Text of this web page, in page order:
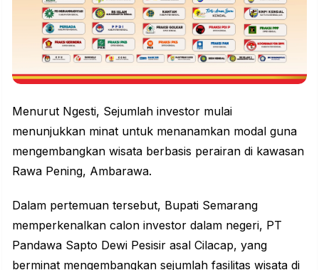
Menurut Ngesti, Sejumlah investor mulai
menunjukkan minat untuk menanamkan modal guna
mengembangkan wisata berbasis perairan di kawasan
Rawa Pening, Ambarawa.
Dalam pertemuan tersebut, Bupati Semarang
memperkenalkan calon investor dalam negeri, PT
Pandawa Sapto Dewi Pesisir asal Cilacap, yang
berminat mengembangkan sejumlah fasilitas wisata di